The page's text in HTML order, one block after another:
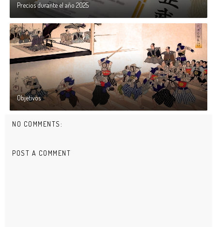
Precios durante el año 2025
Objetivos
NO COMMENTS:
POST A COMMENT